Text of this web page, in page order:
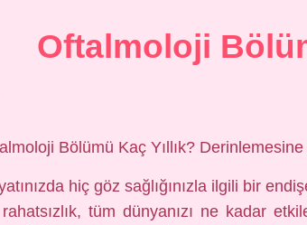
Oftalmoloji
Bölümü Kaç Yıllık?
hiç göz sağlığınızla ilgili bir
tüm dünyanızı ne kadar